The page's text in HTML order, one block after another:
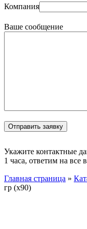
Компания
Ваше сообщение
Укажите контактные
1 часа, ответим на
Главная страница »
гр (х90)